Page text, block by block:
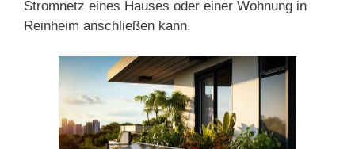
Stromnetz eines Hauses oder einer Wohnung in
Reinheim anschließen kann.